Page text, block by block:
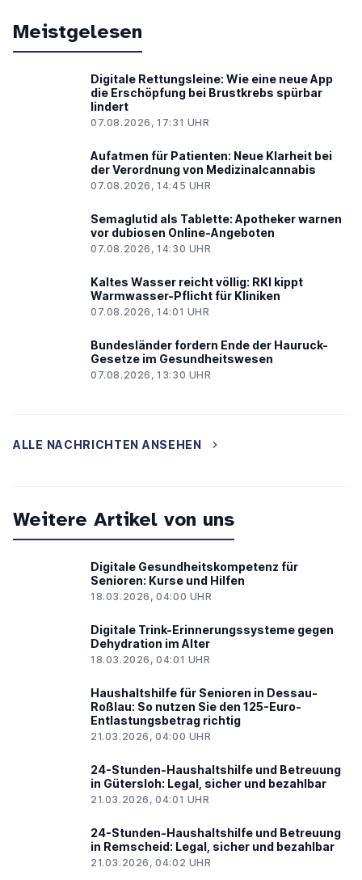
Meistgelesen
Digitale Rettungsleine: Wie eine neue App
die Erschöpfung bei Brustkrebs spürbar
lindert
07.08.2026, 17:31 UHR
Aufatmen für Patienten: Neue Klarheit bei
der Verordnung von Medizinalcannabis
07.08.2026, 14:45 UHR
Semaglutid als Tablette: Apotheker warnen
vor dubiosen Online-Angeboten
07.08.2026, 14:30 UHR
Kaltes Wasser reicht völlig: RKI kippt
Warmwasser-Pflicht für Kliniken
07.08.2026, 14:01 UHR
Bundesländer fordern Ende der Hauruck-
Gesetze im Gesundheitswesen
07.08.2026, 13:30 UHR
ALLE NACHRICHTEN ANSEHEN
Weitere Artikel von uns
Digitale Gesundheitskompetenz für
Senioren: Kurse und Hilfen
18.03.2026, 04:00 UHR
Digitale Trink-Erinnerungssysteme gegen
Dehydration im Alter
18.03.2026, 04:01 UHR
Haushaltshilfe für Senioren in Dessau-
Roßlau: So nutzen Sie den 125-Euro-
Entlastungsbetrag richtig
21.03.2026, 04:00 UHR
24-Stunden-Haushaltshilfe und Betreuung
in Gütersloh: Legal, sicher und bezahlbar
21.03.2026, 04:01 UHR
24-Stunden-Haushaltshilfe und Betreuung
in Remscheid: Legal, sicher und bezahlbar
21.03.2026, 04:02 UHR